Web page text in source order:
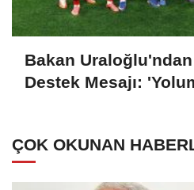
Bakan Uraloğlu'ndan
Destek Mesajı:
ÇOK OKUNAN